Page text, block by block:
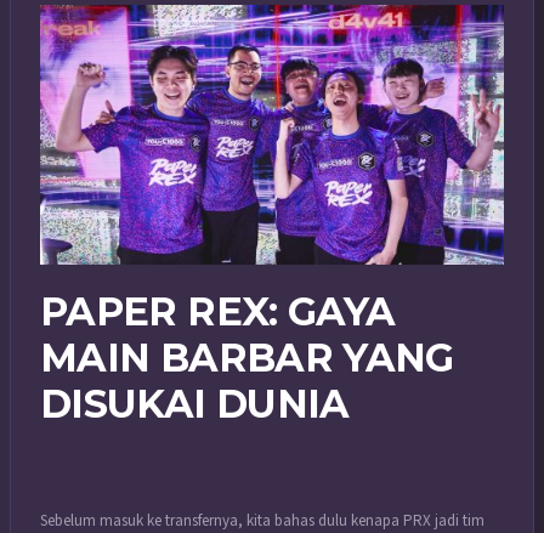
PAPER REX: GAYA
MAIN BARBAR YANG
DISUKAI DUNIA
Sebelum masuk ke transfernya, kita bahas dulu kenapa PRX jadi tim